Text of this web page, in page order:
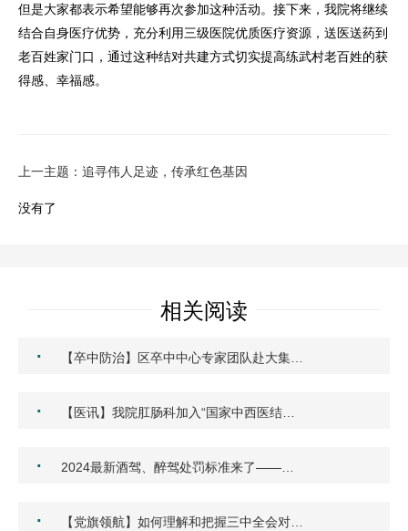
但是大家都表示希望能够再次参加这种活动。接下来，我院将继续
结合自身医疗优势，充分利用三级医院优质医疗资源，送医送药到
老百姓家门口，通过这种结对共建方式切实提高练武村老百姓的获
得感、幸福感。
上一主题：追寻伟人足迹，传承红色基因
没有了
相关阅读
· 【卒中防治】区卒中中心专家团队赴大集…
· 【医讯】我院肛肠科加入“国家中西医结…
· 2024最新酒驾、醉驾处罚标准来了——…
· 【党旗领航】如何理解和把握三中全会对…